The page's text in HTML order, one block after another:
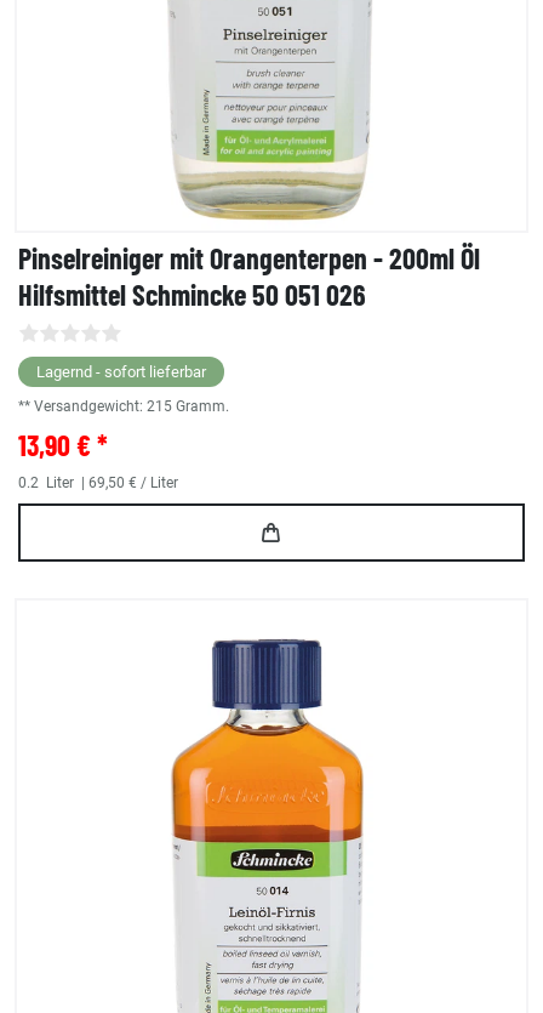
Pinselreiniger mit Orangenterpen - 200ml Öl
Hilfsmittel Schmincke 50 051 026
Lagernd - sofort lieferbar
** Versandgewicht: 215 Gramm.
13,90 € *
0.2 Liter | 69,50 € / Liter